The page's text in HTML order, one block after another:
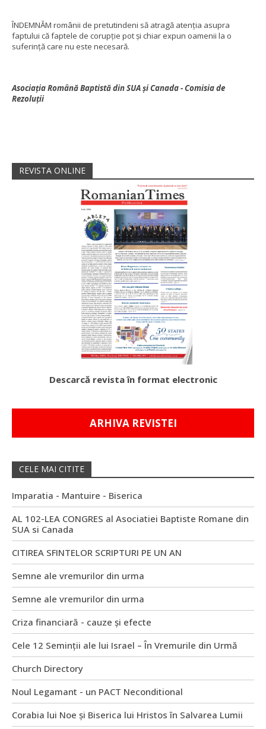
ÎNDEMNĂM românii de pretutindeni să atragă atenția asupra
faptului că faptele de corupție pot și chiar expun oamenii la o
suferință care nu este necesară.
Asociația Română Baptistă din SUA și Canada - Comisia de
Rezoluții
REVISTA ONLINE
Descarcă revista în format electronic
ARHIVA REVISTEI
CELE MAI CITITE
Imparatia - Mantuire - Biserica
AL 102-LEA CONGRES al Asociatiei Baptiste Romane din
SUA si Canada
CITIREA SFINTELOR SCRIPTURI PE UN AN
Semne ale vremurilor din urma
Semne ale vremurilor din urma
Criza financiară - cauze și efecte
Cele 12 Seminții ale lui Israel – În Vremurile din Urmă
Church Directory
Noul Legamant - un PACT Neconditional
Corabia lui Noe și Biserica lui Hristos în Salvarea Lumii